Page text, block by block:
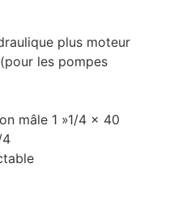
plus moteur
les pompes
mâle 1 »1/4 x 40
4